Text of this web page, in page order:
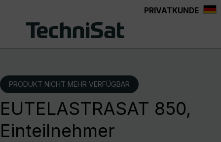
PRIVATKUNDE
PRODUKT NICHT MEHR VERFÜGBAR
EUTELASTRASAT 850,
Einteilnehmer